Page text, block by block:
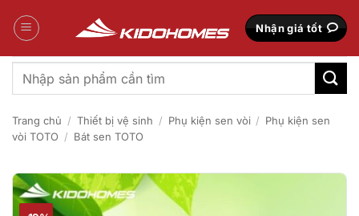
qua
Nhận giá tốt
Tìm
kiếm:
Trang chủ / Thiết bị vệ sinh / Phụ kiện sen vòi / Phụ kiện sen
vòi TOTO / Bát sen TOTO